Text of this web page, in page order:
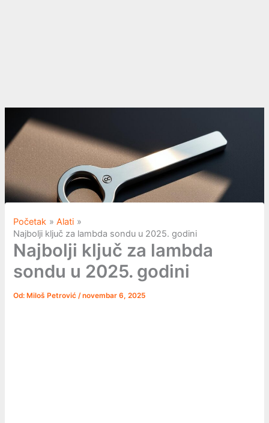
Početak
Alati
Najbolji ključ za lambda sondu u 2025. godini
Najbolji ključ za lambda
sondu u 2025. godini
Od: Miloš Petrović /novembar 6, 2025